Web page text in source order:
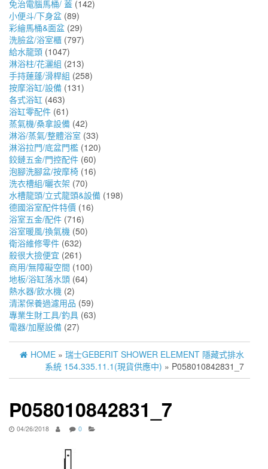
免治電腦馬桶/ 蓋 (142)
小便斗/下身盆 (89)
彩繪馬桶&面盆 (29)
洗臉盆/浴室櫃 (797)
給水龍頭 (1047)
淋浴柱/花灑組 (213)
手持蓮蓬/滑桿組 (258)
按摩浴缸/設備 (131)
各式浴缸 (463)
浴缸零配件 (61)
蒸氣機/桑拿設備 (42)
淋浴/蒸氣/整體浴室 (33)
淋浴拉門/底盆門檻 (120)
鉸鏈五金/門控配件 (60)
泡腳洗腳盆/按摩椅 (16)
洗衣槽組/曬衣架 (70)
水槽龍頭/立式龍頭&設備 (198)
德國浴室配件特價 (16)
浴室五金/配件 (716)
浴室暖風/換氣機 (50)
衛浴維修零件 (632)
殺很大撿便宜 (261)
商用/無障礙空間 (100)
地板/浴缸落水頭 (64)
熱水器/飲水機 (2)
清潔保養過濾用品 (59)
專業生財工具/釣具 (63)
電器/加壓設備 (27)
HOME » 瑞士GEBERIT SHOWER ELEMENT 隱藏式排水
系統 154.335.11.1(現貨供應中) » P058010842831_7
P058010842831_7
04/26/2018 0